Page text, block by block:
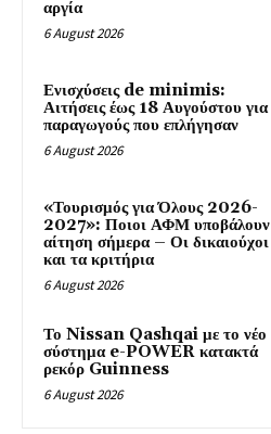
αργία
6 August 2026
Ενισχύσεις de minimis:
Αιτήσεις έως 18 Αυγούστου για
παραγωγούς που επλήγησαν
6 August 2026
«Τουρισμός για Όλους 2026-
2027»: Ποιοι ΑΦΜ υποβάλουν
αίτηση σήμερα – Οι δικαιούχοι
και τα κριτήρια
6 August 2026
Το Nissan Qashqai με το νέο
σύστημα e-POWER κατακτά
ρεκόρ Guinness
6 August 2026